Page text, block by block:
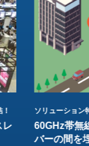
レ
ソリューション
60GHz帯無
バーの間を